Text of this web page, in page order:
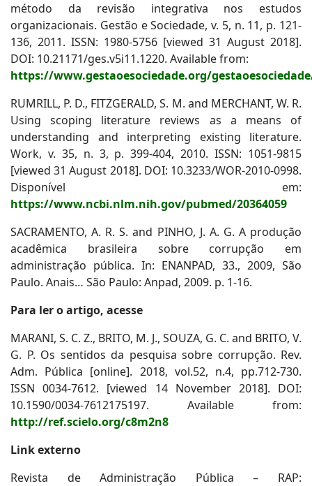
método da revisão integrativa nos estudos
organizacionais. Gestão e Sociedade, v. 5, n. 11, p. 121-
136, 2011. ISSN: 1980-5756 [viewed 31 August 2018].
DOI: 10.21171/ges.v5i11.1220. Available from:
https://www.gestaoesociedade.org/
RUMRILL, P. D., FITZGERALD, S. M. and MERCHANT, W. R.
Using scoping literature reviews as a means of
understanding and interpreting existing literature.
Work, v. 35, n. 3, p. 399-404, 2010. ISSN: 1051-9815
[viewed 31 August 2018]. DOI: 10.3233/WOR-2010-0998.
Disponível em:
https://www.ncbi.nlm.nih.gov/pubmed/20364059
SACRAMENTO, A. R. S. and PINHO, J. A. G. A produção
acadêmica brasileira sobre corrupção em
administração pública. In: ENANPAD, 33., 2009, São
Paulo. Anais… São Paulo: Anpad, 2009. p. 1-16.
Para ler o artigo, acesse
MARANI, S. C. Z., BRITO, M. J., SOUZA, G. C. and BRITO, V.
G. P. Os sentidos da pesquisa sobre corrupção. Rev.
Adm. Pública [online]. 2018, vol.52, n.4, pp.712-730.
ISSN 0034-7612. [viewed 14 November 2018]. DOI:
10.1590/0034-7612175197. Available from:
http://ref.scielo.org/c8m2n8
Link externo
Revista de Administração Pública – RAP: